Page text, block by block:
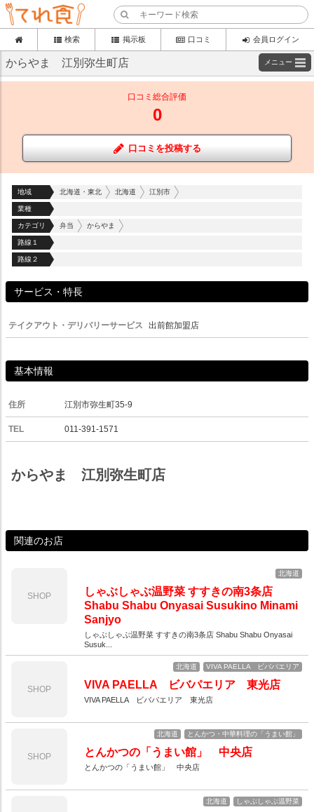
検索 掲示板 口コミ 会員ログイン
からやま 江別弥生町店 メニュー
口コミ総合評価
0
口コミを投稿する
地域 北海道・東北 北海道 江別市
業種
カテゴリ 弁当 からやま
路線１
路線２
サービス・特長
テイクアウト・デリバリーサービス 出前館加盟店
基本情報
住所 江別市弥生町35-9
TEL 011-391-1571
からやま 江別弥生町店
関連のお店
SHOP
北海道
しゃぶしゃぶ温野菜 すすきの南3条店
Shabu Shabu Onyasai Susukino Minami
Sanjyo
しゃぶしゃぶ温野菜 すすきの南3条店 Shabu Shabu Onyasai
Susuk...
SHOP
北海道 VIVA PAELLA ビバパエリア
VIVA PAELLA ビバパエリア 東光店
VIVA PAELLA ビバパエリア 東光店
SHOP
北海道 とんかつ・中華料理の「うまい館」
とんかつの「うまい館」 中央店
とんかつの「うまい館」 中央店
北海道 しゃぶしゃぶ温野菜